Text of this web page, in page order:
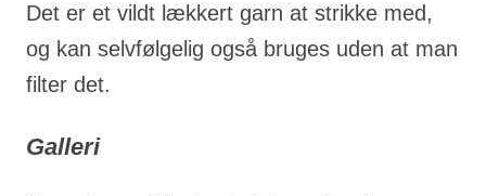
Det er et vildt lækkert garn at strikke med,
og kan selvfølgelig også bruges uden at man
filter det.
Galleri